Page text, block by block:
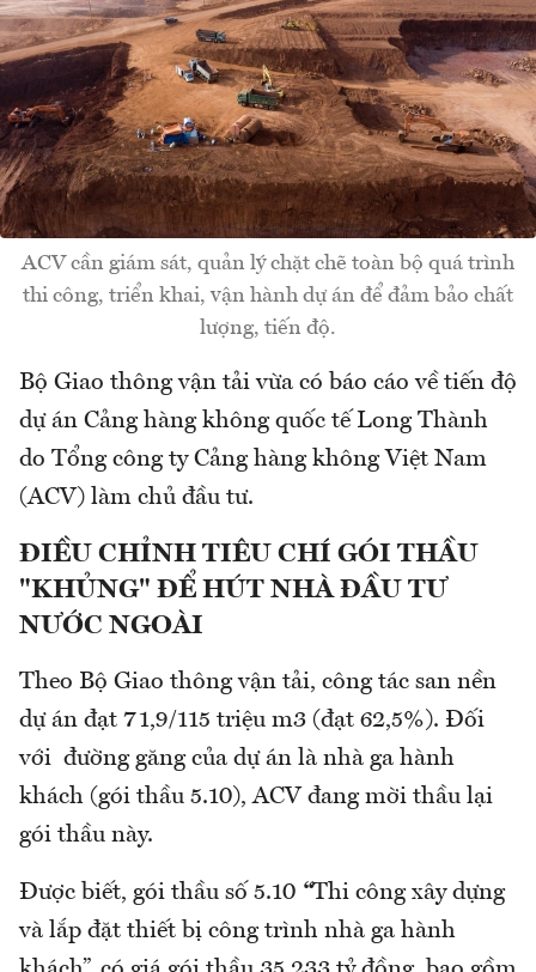
ACV cần giám sát, quản lý chặt chẽ toàn bộ quá trình
thi công, triển khai, vận hành dự án để đảm bảo chất
lượng, tiến độ.
Bộ Giao thông vận tải vừa có báo cáo về tiến độ
dự án Cảng hàng không quốc tế Long Thành
do Tổng công ty Cảng hàng không Việt Nam
(ACV) làm chủ đầu tư.
ĐIỀU CHỈNH TIÊU CHÍ GÓI THẦU
"KHỦNG" ĐỂ HÚT NHÀ ĐẦU TƯ
NƯỚC NGOÀI
Theo Bộ Giao thông vận tải, công tác san nền
dự án đạt 71,9/115 triệu m3 (đạt 62,5%). Đối
với đường găng của dự án là nhà ga hành
khách (gói thầu 5.10), ACV đang mời thầu lại
gói thầu này.
Được biết, gói thầu số 5.10 “Thi công xây dựng
và lắp đặt thiết bị công trình nhà ga hành